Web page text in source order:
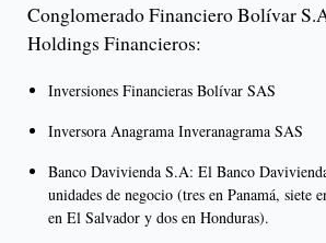
Conglomerado Financiero Bolívar
Holdings Financieros:
Inversiones Financieras Bolívar SAS
Inversora Anagrama Inveranagrama SAS
Banco Davivienda S.A: El Banco
unidades de negocio (tres en Panamá, siete
en El Salvador y dos en Honduras).